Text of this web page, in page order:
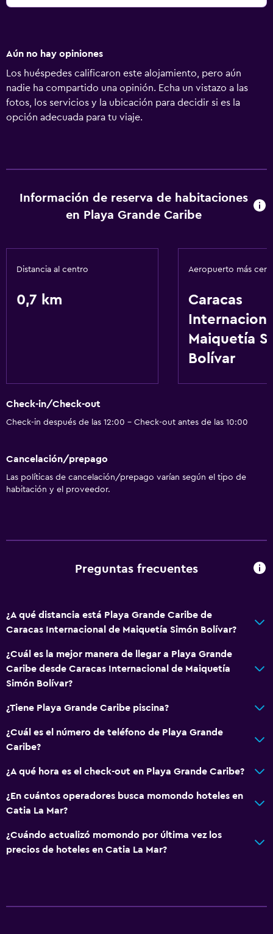
Aún no hay opiniones
Los huéspedes calificaron este alojamiento, pero aún
nadie ha compartido una opinión. Echa un vistazo a las
fotos, los servicios y la ubicación para decidir si es la
opción adecuada para tu viaje.
Información de reserva de habitaciones
en Playa Grande Caribe
Distancia al centro
0,7 km
Aeropuerto más
Caracas
Maiquetía
Bolívar
Check-in/Check-out
Check-in después de las 12:00 - Check-out antes de las 10:00
Cancelación/prepago
Las políticas de cancelación/prepago varían según el tipo de
habitación y el proveedor.
Preguntas frecuentes
¿A qué distancia está Playa Grande Caribe de
Caracas Internacional de Maiquetía Simón Bolívar?
¿Cuál es la mejor manera de llegar a Playa Grande
Caribe desde Caracas Internacional de Maiquetía
Simón Bolívar?
¿Tiene Playa Grande Caribe piscina?
¿Cuál es el número de teléfono de Playa Grande
Caribe?
¿A qué hora es el check-out en Playa Grande Caribe?
¿En cuántos operadores busca momondo hoteles en
Catia La Mar?
¿Cuándo actualizó momondo por última vez los
precios de hoteles en Catia La Mar?